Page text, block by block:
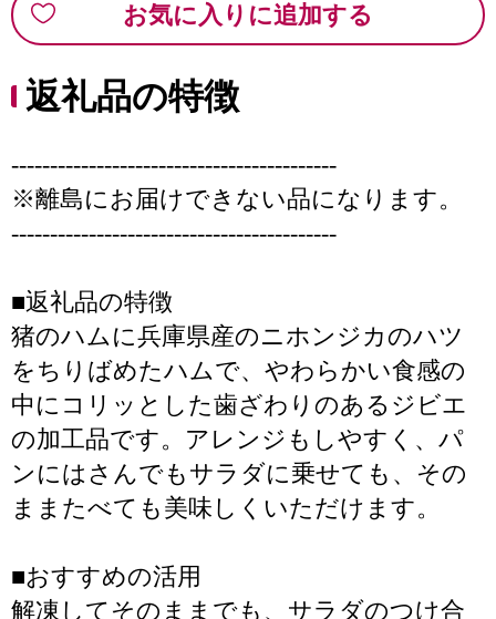
お気に入りに追加する
返礼品の特徴
------------------------------------------
※離島にお届けできない品になります。
------------------------------------------
■返礼品の特徴
猪のハムに兵庫県産のニホンジカのハツ
をちりばめたハムで、やわらかい食感の
中にコリッとした歯ざわりのあるジビエ
の加工品です。アレンジもしやすく、パ
ンにはさんでもサラダに乗せても、その
ままたべても美味しくいただけます。
■おすすめの活用
解凍してそのままでも、サラダのつけ合